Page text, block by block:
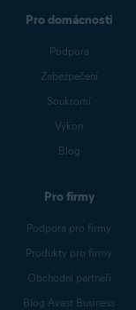
Pro domácnosti
Podpora
Zabezpečení
Soukromí
Výkon
Blog
Pro firmy
Podpora pro firmy
Produkty pro firmy
Obchodní partneři
Blog Avast Business